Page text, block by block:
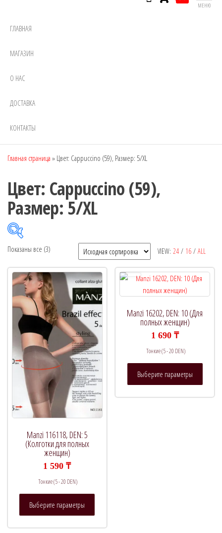
МЕНЮ
ГЛАВНАЯ
МАГАЗИН
О НАС
ДОСТАВКА
КОНТАКТЫ
Главная страница » Цвет: Cappuccino (59), Размер: 5/XL
Цвет: Cappuccino (59),
Размер: 5/XL
Рекомендуемый продукт
В продаже (0)
Категории товаров
Метки товаров
VIEW: 24 / 16 / ALL
Показаны все (3)
Manzi 116118, DEN: 5
(Колготки для полных
женщин)
1 590₸
Тонкие (5 - 20 DEN)
Выберите параметры
Manzi 16202, DEN: 10 (Для
полных женщин)
1 690 ₸
Тонкие (5 - 20 DEN)
Выберите параметры
Этот